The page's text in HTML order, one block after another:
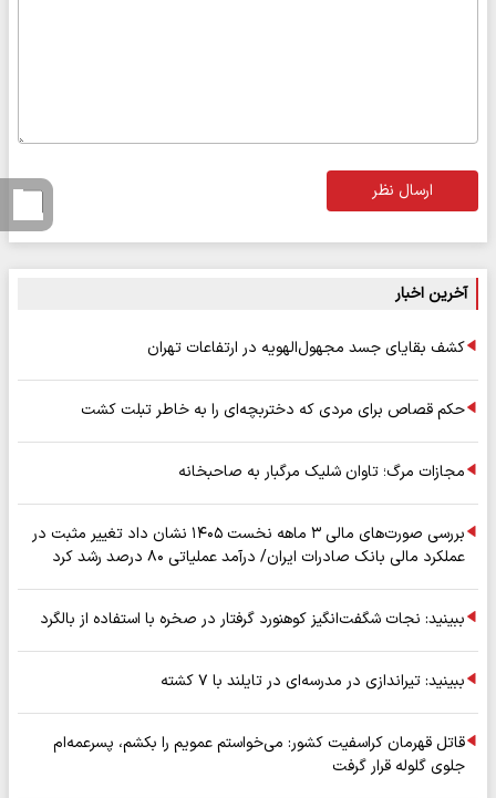
ارسال نظر
آخرین اخبار
کشف بقایای جسد مجهول‌الهویه در ارتفاعات تهران
حکم قصاص برای مردی که دختربچه‌ای را به خاطر تبلت کشت
مجازات مرگ؛ تاوان شلیک مرگبار به صاحبخانه
بررسی صورت‌های مالی ۳ ماهه نخست ۱۴۰۵ نشان داد تغییر مثبت در
عملکرد مالی بانک صادرات ایران/ درآمد عملیاتی ۸۰ درصد رشد کرد
ببینید: نجات شگفت‌انگیز کوهنورد گرفتار در صخره با استفاده از بالگرد
ببینید: تیراندازی در مدرسه‌ای در تایلند با ۷ کشته
قاتل قهرمان کراسفیت کشور: می‌خواستم عمویم را بکشم، پسرعمه‌ام
جلوی گلوله قرار گرفت